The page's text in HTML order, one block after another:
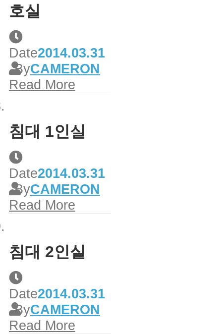
호실
Date2014.03.31
ByCAMERON
Read More
침대 1인실
Date2014.03.31
ByCAMERON
Read More
침대 2인실
Date2014.03.31
ByCAMERON
Read More